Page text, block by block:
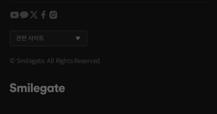
youtube
kakao
twitter
facebook
instagram
관련 사이트
© Smilegate. All Rights Reserved.